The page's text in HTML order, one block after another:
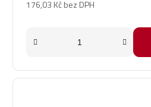
176,03 Kč bez DPH